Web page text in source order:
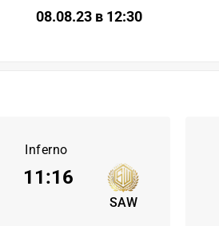
08.08.23 в 12:30
Inferno
SAW
11:16